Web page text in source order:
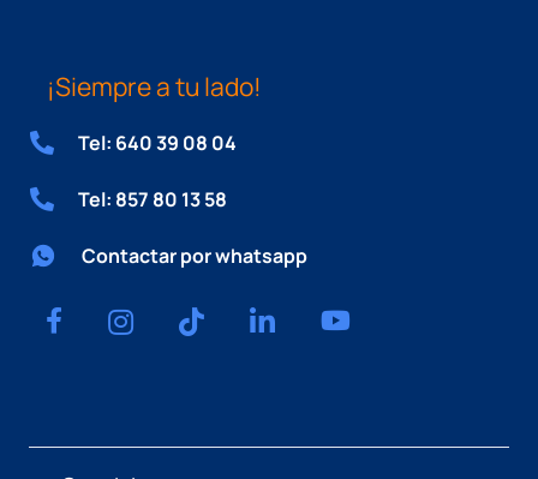
¡Siempre a tu lado!
Tel: 640 39 08 04
Tel: 857 80 13 58
Contactar por whatsapp